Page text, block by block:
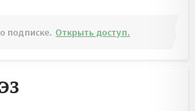
подписке. Открыть доступ.